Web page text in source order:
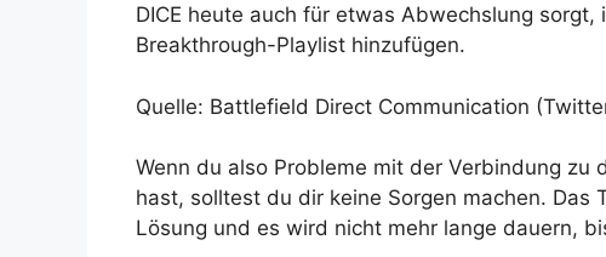
DICE heute auch für etwas Abwechslung sorgt,
Breakthrough-Playlist hinzufügen.
Quelle: Battlefield Direct Communication
Wenn du also Probleme mit der Verbindung zu
hast, solltest du dir keine Sorgen machen. Das
Lösung und es wird nicht mehr lange dauern,